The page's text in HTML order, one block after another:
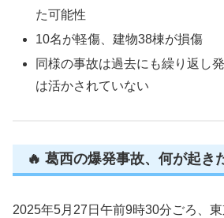
た可能性
10名が軽傷、建物38棟が損傷
同様の事故は過去にも繰り返し
は活かされていない
🔥 葛西の爆発事故、何が起き
2025年5月27日午前9時30分ごろ、